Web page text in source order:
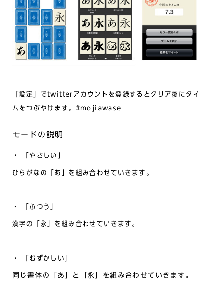
「設定」でtwitterアカウントを登録するとクリア後にタイ
ムをつぶやけます。#mojiawase
モードの説明
・ 「やさしい」
ひらがなの「あ」を組み合わせていきます。
・ 「ふつう」
漢字の「永」を組み合わせていきます。
・ 「むずかしい」
同じ書体の「あ」と「永」を組み合わせていきます。